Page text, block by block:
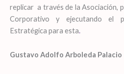
replicar a través de la Asociación,
Corporativo y ejecutando el
Estratégica para esta.
Gustavo Adolfo Arboleda Palacio